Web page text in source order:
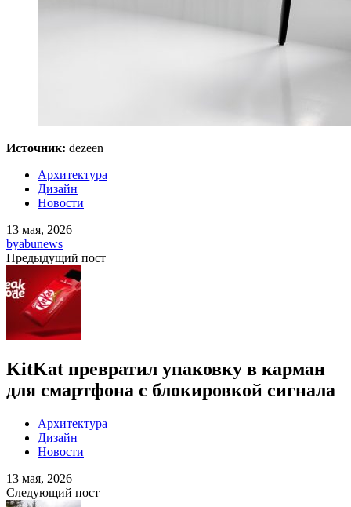
Источник: dezeen
Архитектура
Дизайн
Новости
13 мая, 2026
byabunews
Предыдущий пост
KitKat превратил упаковку в карман
для смартфона с блокировкой сигнала
Архитектура
Дизайн
Новости
13 мая, 2026
Следующий пост